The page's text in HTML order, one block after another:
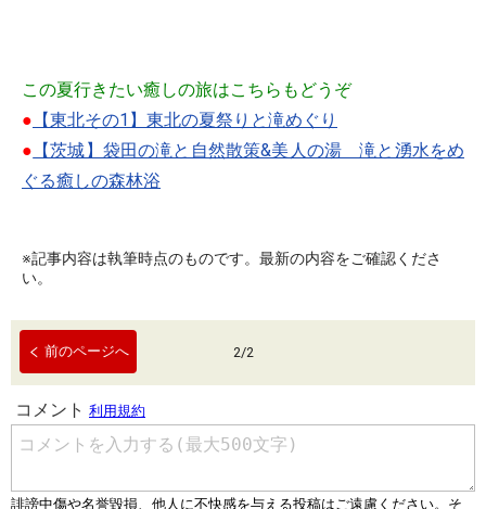
この夏行きたい癒しの旅はこちらもどうぞ
● 【東北その1】東北の夏祭りと滝めぐり
● 【茨城】袋田の滝と自然散策&美人の湯 滝と湧水をめ
ぐる癒しの森林浴
※記事内容は執筆時点のものです。最新の内容をご確認くださ
い。
前のページへ 2/2